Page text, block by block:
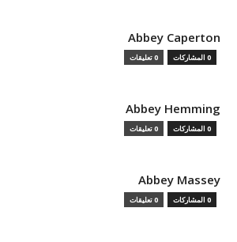
Abbey Caperton
0 المشاركات 0 تعليقات
Abbey Hemming
0 المشاركات 0 تعليقات
Abbey Massey
0 المشاركات 0 تعليقات